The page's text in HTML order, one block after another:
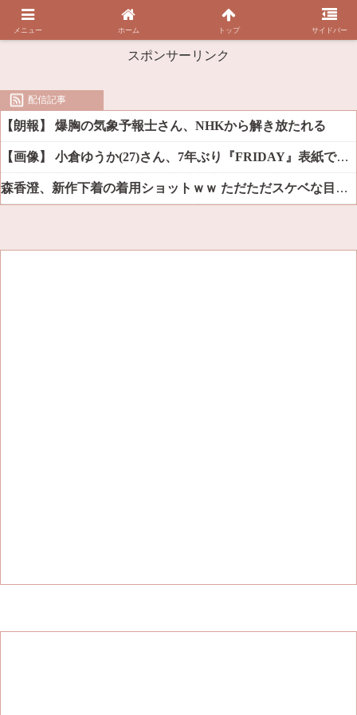
スポンサーリンク
配信記事
【朗報】 爆胸の気象予報士さん、NHKから解き放たれる
【画像】 小倉ゆうか(27)さん、7年ぶり『FRIDAY』表紙で神ボディ大解放
森香澄、新作下着の着用ショットｗｗ ただただスケベな目でしか見れんだろ！！
メニュー ホーム トップ サイドバー